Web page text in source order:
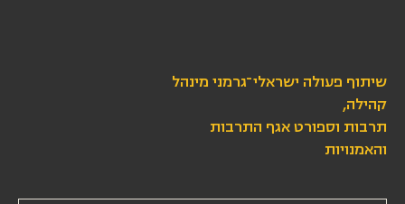
שיתוף פעולה ישראלי־גרמני מינהל
קהילה,
תרבות וספורט אגף התרבות
והאמנויות